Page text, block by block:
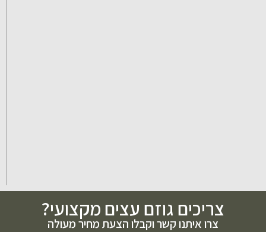
צריכים גוזם עצים מקצועי?
צרו איתנו קשר וקבלו הצעת מחיר מעולה